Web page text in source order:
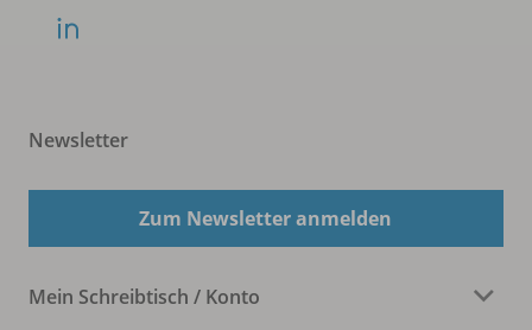
Newsletter
Zum Newsletter anmelden
Mein Schreibtisch / Konto